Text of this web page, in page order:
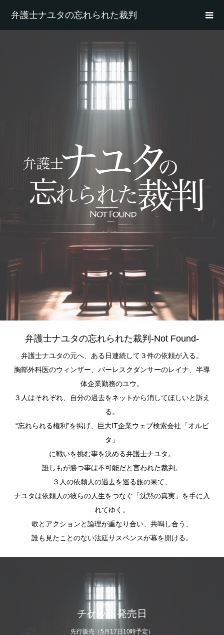
弁護士ナユタの忘れられた裁判
弁護士ナユタの忘れられた裁判-Not Found-
弁護士ナユタの元へ、ある日連続して３件の依頼が入る。
胸部外科医のウィンザー、バーレスクダンサーのレイナ、半導
体企業勤務のユウ。
３人はそれぞれ、自分の過去をネットから消してほしいと訴え
る。
“忘れられる権利”を掲げ、巨大IT企業ウェブ検索会社「オルビ
タ」
に戦いを挑む事を決める弁護士ナユタ。
誰しもが勝つ事は不可能だと言われた裁判。
３人の依頼人の過去を巡る旅の果て、
ナユタは依頼人の彼らの人生をつなぐ「沈黙の真実」を手に入
れてゆく。
歌とアクションと論理が重なり合い、共鳴し合う、
誰も見たことのない法廷サスペンスが幕を開ける。
チケット発売日
先行販売（5月17日10時予定）